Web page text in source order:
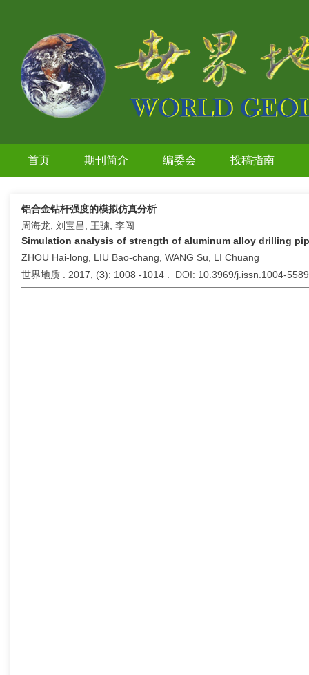
首页 期刊简介 编委会 投稿指南
铝合金钻杆强度的模拟仿真分析
周海龙, 刘宝昌, 王骕, 李闯
Simulation analysis of strength of aluminum alloy drilling
ZHOU Hai-long, LIU Bao-chang, WANG Su, LI Chuang
世界地质 . 2017, (3): 1008 -1014 . DOI: 10.3969/j.issn.1004-